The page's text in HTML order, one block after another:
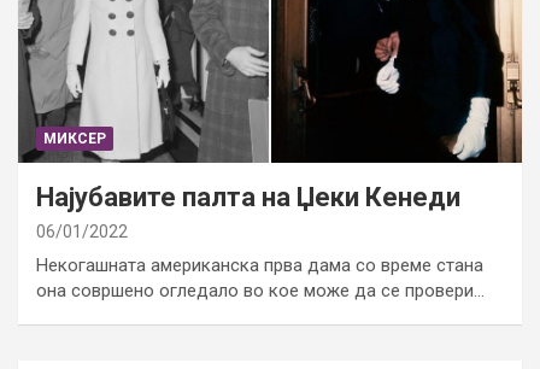
МИКСЕР
Најубавите палта на Џеки Кенеди
06/01/2022
Некогашната американска прва дама со време стана
она совршено огледало во кое може да се провери…